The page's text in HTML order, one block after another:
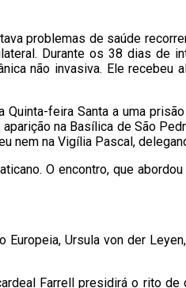
problemas de saúde
Durante os 38 dias
não invasiva. Ele recebeu
feira Santa a uma
na Basílica de São
nem na Vigília Pascal,
O encontro, que
Ursula von der
Farrell presidirá o rito